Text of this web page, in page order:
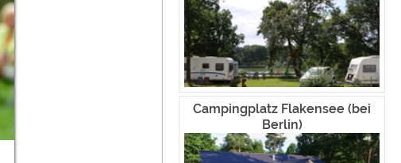
Campingplatz Flakensee (bei
Berlin)